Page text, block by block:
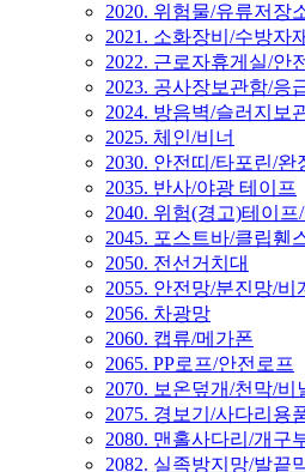
2020. 위험물/유류저장
2021. 소화장비/수방자
2022. 근로자휴게실/안
2023. 공사장보관함/응
2024. 방음벽/슬러지보
2025. 체인/비너
2030. 안전띠/타포린/완
2035. 반사/야광 테이프
2040. 위험(경고)테이프
2045. 포스트바/클립휀
2050. 전선거치대
2055. 안전망/분진망/비
2056. 차광망
2060. 캡류/메가폰
2065. PP로프/안전로프
2070. 보온덮개/천막/비
2075. 경보기/사다리용
2080. 맨홀사다리/개구
2082. 실족방지망/발끝